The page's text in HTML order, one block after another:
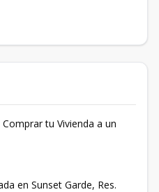
tu Vivienda a un
en Sunset Garde, Res.